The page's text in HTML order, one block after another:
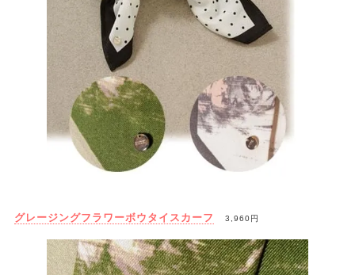
グレージングフラワーボウタイスカーフ 3,960円